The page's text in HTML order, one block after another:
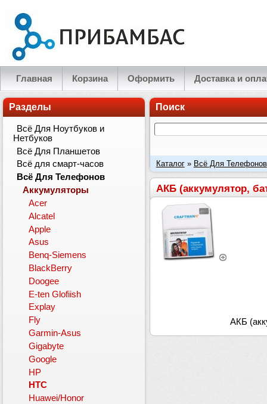
Главная Корзина Оформить Доставка и
Поиск
Каталог» Всё Для Телефонов
P4350 (Herald), P4351
АКБ (аккумулятор,
АКБ
Разделы
Всё Для Ноутбуков и
Нетбуков
Всё Для Планшетов
Всё для смарт-часов
Всё Для Телефонов
Аккумуляторы
Acer
Alcatel
Apple
Asus
Benq-Siemens
BlackBerry
Doogee
E-ten Glofiish
Explay
Fly
Garmin-Asus
Gigabyte
Google
HP
HTC
Huawei/Honor